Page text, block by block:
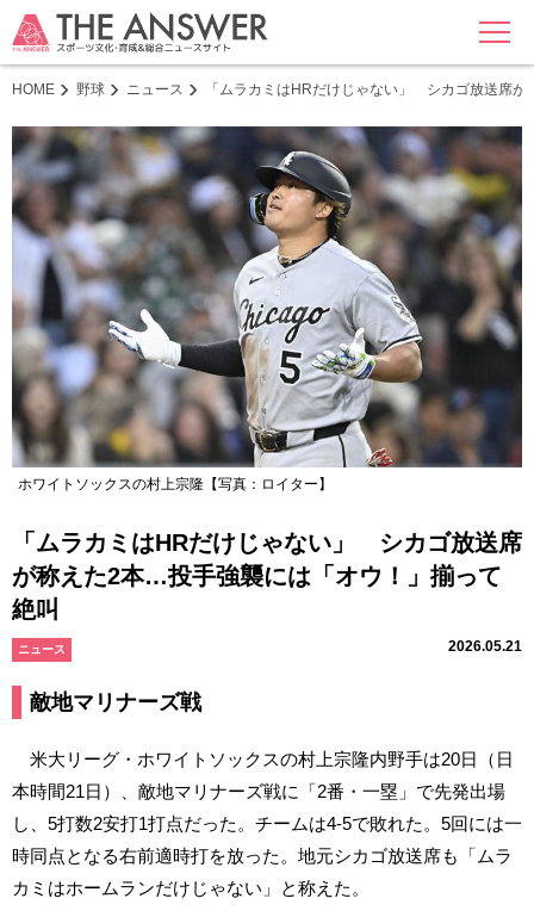
MENU
HOME 野球 ニュース 「ムラカミはHRだけじゃない」 シカゴ放送席
ホワイトソックスの村上宗隆【写真：ロイター】
「ムラカミはHRだけじゃない」 シカゴ放送席
が称えた2本…投手強襲には「オウ！」揃って
絶叫
ニュース 2026.05.21
敵地マリナーズ戦
米大リーグ・ホワイトソックスの村上宗隆内野手は20日（日
本時間21日）、敵地マリナーズ戦に「2番・一塁」で先発出場
し、5打数2安打1打点だった。チームは4-5で敗れた。5回には一
時同点となる右前適時打を放った。地元シカゴ放送席も「ムラ
カミはホームランだけじゃない」と称えた。